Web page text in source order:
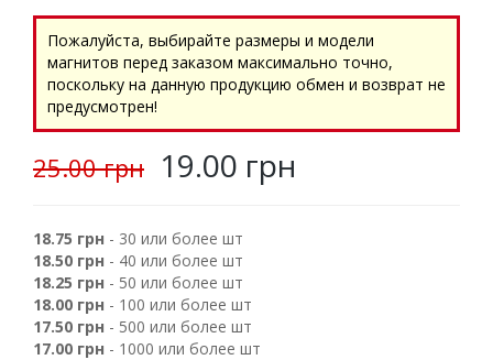
Пожалуйста, выбирайте размеры и модели
магнитов перед заказом максимально точно,
поскольку на данную продукцию обмен и возврат не
предусмотрен!
25.00 грн 19.00 грн
18.75 грн - 30 или более шт
18.50 грн - 40 или более шт
18.25 грн - 50 или более шт
18.00 грн - 100 или более шт
17.50 грн - 500 или более шт
17.00 грн - 1000 или более шт